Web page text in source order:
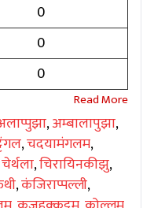
0
0
0
,अम्बालापुझा,
,चदयामंगलम,
चेर्थला,चिरायिनकीझु,
,कंजिराप्पल्ली,